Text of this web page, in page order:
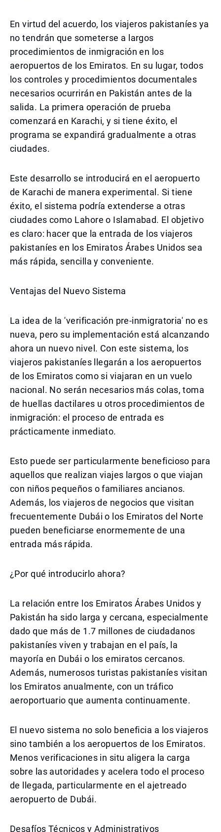
En virtud del acuerdo, los viajeros pakistaníes ya
no tendrán que someterse a largos
procedimientos de inmigración en los
aeropuertos de los Emiratos. En su lugar, todos
los controles y procedimientos documentales
necesarios ocurrirán en Pakistán antes de la
salida. La primera operación de prueba
comenzará en Karachi, y si tiene éxito, el
programa se expandirá gradualmente a otras
ciudades.
Este desarrollo se introducirá en el aeropuerto
de Karachi de manera experimental. Si tiene
éxito, el sistema podría extenderse a otras
ciudades como Lahore o Islamabad. El objetivo
es claro: hacer que la entrada de los viajeros
pakistaníes en los Emiratos Árabes Unidos sea
más rápida, sencilla y conveniente.
Ventajas del Nuevo Sistema
La idea de la 'verificación pre-inmigratoria' no es
nueva, pero su implementación está alcanzando
ahora un nuevo nivel. Con este sistema, los
viajeros pakistaníes llegarán a los aeropuertos
de los Emiratos como si viajaran en un vuelo
nacional. No serán necesarios más colas, toma
de huellas dactilares u otros procedimientos de
inmigración: el proceso de entrada es
prácticamente inmediato.
Esto puede ser particularmente beneficioso para
aquellos que realizan viajes largos o que viajan
con niños pequeños o familiares ancianos.
Además, los viajeros de negocios que visitan
frecuentemente Dubái o los Emiratos del Norte
pueden beneficiarse enormemente de una
entrada más rápida.
¿Por qué introducirlo ahora?
La relación entre los Emiratos Árabes Unidos y
Pakistán ha sido larga y cercana, especialmente
dado que más de 1.7 millones de ciudadanos
pakistaníes viven y trabajan en el país, la
mayoría en Dubái o los emiratos cercanos.
Además, numerosos turistas pakistaníes visitan
los Emiratos anualmente, con un tráfico
aeroportuario que aumenta continuamente.
El nuevo sistema no solo beneficia a los viajeros
sino también a los aeropuertos de los Emiratos.
Menos verificaciones in situ aligera la carga
sobre las autoridades y acelera todo el proceso
de llegada, particularmente en el ajetreado
aeropuerto de Dubái.
Desafíos Técnicos y Administrativos